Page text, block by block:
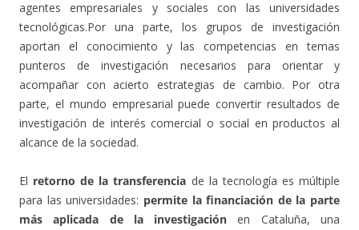
agentes empresariales y sociales con las universidades
tecnológicas.Por una parte, los grupos de investigación
aportan el conocimiento y las competencias en temas
punteros de investigación necesarios para orientar y
acompañar con acierto estrategias de cambio. Por otra
parte, el mundo empresarial puede convertir resultados de
investigación de interés comercial o social en productos al
alcance de la sociedad.
El retorno de la transferencia de la tecnología es múltiple
para las universidades: permite la financiación de la parte
más aplicada de la investigación en Cataluña, una